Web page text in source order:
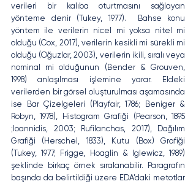
verileri bir kalıba oturtmasını sağlayan
yönteme denir (Tukey, 1977).  Bahse konu
yöntem ile verilerin nicel mi yoksa nitel mi
olduğu (Cox, 2017), verilerin kesikli mi sürekli mi
olduğu (Oğuzlar, 2003), verilerin ikili, sıralı veya
nominal mi olduğunun (Bender & Grouven,
1998) anlaşılması işlemine yarar. Eldeki
verilerden bir görsel oluşturulması aşamasında
ise Bar Çizelgeleri (Playfair, 1786; Beniger &
Robyn, 1978), Histogram Grafiği (Pearson, 1895
;Ioannidis, 2003; Rufilanchas, 2017), Dağılım
Grafiği (Herschel, 1833), Kutu (Box) Grafiği
(Tukey, 1977; Frigge, Hoaglin & Iglewicz, 1989)
şeklinde birkaç örnek sıralanabilir. Paragrafın
başında da belirtildiği üzere EDA’daki metotlar